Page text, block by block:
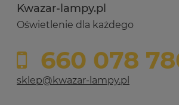
Kwazar-lampy.pl
Oświetlenie dla każdego
660 078
sklep@kwazar-lampy.pl